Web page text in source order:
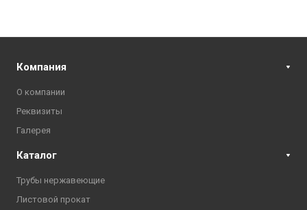
Компания
О компании
Реквизиты
Галерея
Каталог
Трубы нержавеющие
Листовой прокат